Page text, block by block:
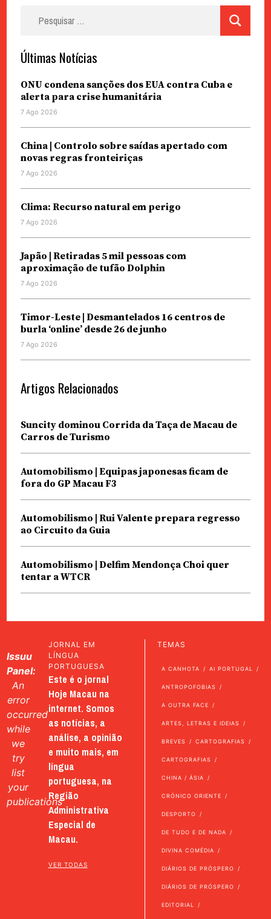
Últimas Notícias
ONU condena sanções dos EUA contra Cuba e
alerta para crise humanitária
7 Ago 2026
China | Controlo sobre saídas apertado com
novas regras fronteiriças
7 Ago 2026
Clima: Recurso natural em perigo
7 Ago 2026
Japão | Retiradas 5 mil pessoas com
aproximação de tufão Dolphin
7 Ago 2026
Timor-Leste | Desmantelados 16 centros de
burla ‘online’ desde 26 de junho
7 Ago 2026
Artigos Relacionados
Suncity dominou Corrida da Taça de Macau de
Carros de Turismo
Automobilismo | Equipas japonesas ficam de
fora do GP Macau F3
Automobilismo | Rui Valente prepara regresso
ao Circuito da Guia
Automobilismo | Delfim Mendonça Choi quer
tentar a WTCR
Issuu
Panel:
An
error
occurred
while
we
try
list
your
publications
JORNAL EM
LÍNGUA
PORTUGUESA
Este é o jornal
Hoje Macau na
internet. Somos
as notícias, a
análise, a opinião
e muito mais, em
língua
portuguesa, na
Região
Administrativa
Especial de
Macau.
VER TODAS
TEMAS
A CANHOTA AI PORTUGAL
ANTROPOFOBIAS
A OUTRA FACE
ARTES, LETRAS E IDEIAS
BREVES CARTOGRAFIAS
CARTOGRAFIAS
CHINA / ÁSIA
CRÓNICO ORIENTE
DESPORTO
DE TUDO E DE NADA
DIVINA COMÉDIA
DIÁRIOS DE PRÓSPERO
DIÁRIOS DE PRÓSPERO
EDITORIAL